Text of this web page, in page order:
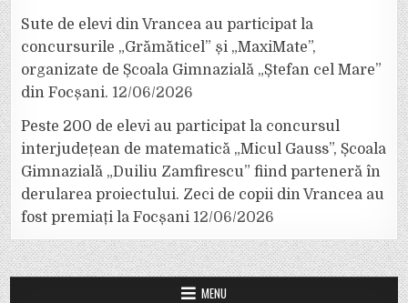
Sute de elevi din Vrancea au participat la
concursurile „Grămăticel” și „MaxiMate”,
organizate de Școala Gimnazială „Ștefan cel Mare”
din Focșani. 12/06/2026
Peste 200 de elevi au participat la concursul
interjudețean de matematică „Micul Gauss”, Școala
Gimnazială „Duiliu Zamfirescu” fiind parteneră în
derularea proiectului. Zeci de copii din Vrancea au
fost premiați la Focșani 12/06/2026
MENU